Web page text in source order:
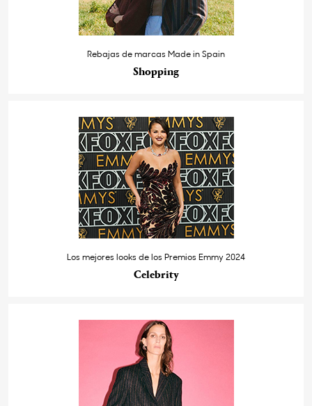
Rebajas de marcas Made in Spain
Shopping
Los mejores looks de los Premios Emmy 2024
Celebrity